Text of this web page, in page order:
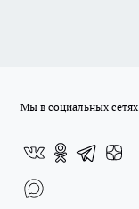
Мы в социальных сетях